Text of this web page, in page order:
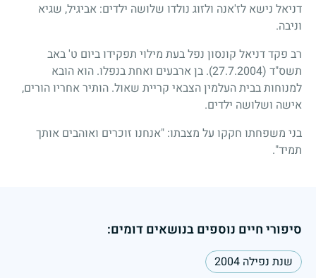
דניאל נישא לז'אנה ולזוג נולדו שלושה ילדים: אביגיל, שגיא
וניבה.
רב פקד דניאל קונסון נפל בעת מילוי תפקידו ביום ט' באב
תשס"ד (27.7.2004)
. בן ארבעים ואחת בנפלו. הוא הובא
למנוחות בבית העלמין הצבאי קריית שאול. הותיר אחריו הורים,
אישה ושלושה ילדים.
בני משפחתו חקקו על מצבתו: "אנחנו זוכרים ואוהבים אותך
תמיד".
סיפורי חיים נוספים בנושאים דומים:
שנת נפילה 2004